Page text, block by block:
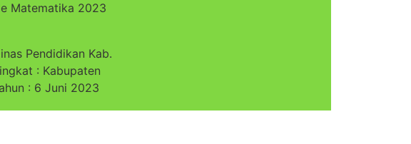
Matematika 2023
Pendidikan Kab.
: Kabupaten
: 6 Juni 2023